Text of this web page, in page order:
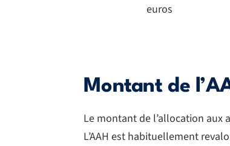
euros
Montant de
Le montant de l’allocation aux
L’AAH est habituellement